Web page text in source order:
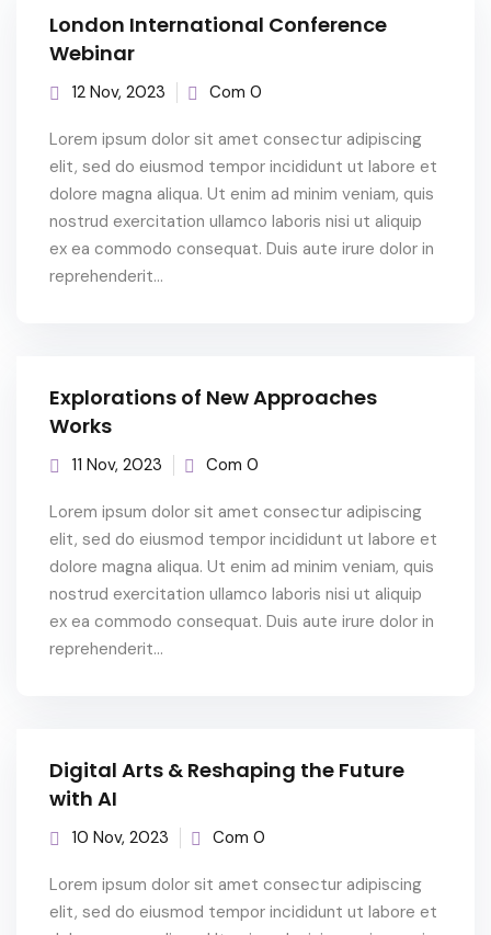
London International Conference
Webinar
12 Nov, 2023 Com 0
Lorem ipsum dolor sit amet consectur adipiscing
elit, sed do eiusmod tempor incididunt ut labore et
dolore magna aliqua. Ut enim ad minim veniam, quis
nostrud exercitation ullamco laboris nisi ut aliquip
ex ea commodo consequat. Duis aute irure dolor in
reprehenderit...
Explorations of New Approaches
Works
11 Nov, 2023 Com 0
Lorem ipsum dolor sit amet consectur adipiscing
elit, sed do eiusmod tempor incididunt ut labore et
dolore magna aliqua. Ut enim ad minim veniam, quis
nostrud exercitation ullamco laboris nisi ut aliquip
ex ea commodo consequat. Duis aute irure dolor in
reprehenderit...
Digital Arts & Reshaping the Future
with AI
10 Nov, 2023 Com 0
Lorem ipsum dolor sit amet consectur adipiscing
elit, sed do eiusmod tempor incididunt ut labore et